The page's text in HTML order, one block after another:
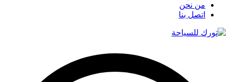
من نحن
اتصل بنا